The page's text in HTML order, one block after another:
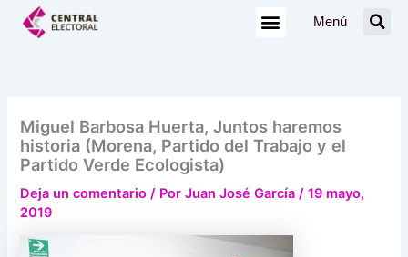
Menú
Miguel Barbosa Huerta, Juntos haremos
historia (Morena, Partido del Trabajo y el
Partido Verde Ecologista)
Deja un comentario / PorJuan José García/19 mayo,
2019